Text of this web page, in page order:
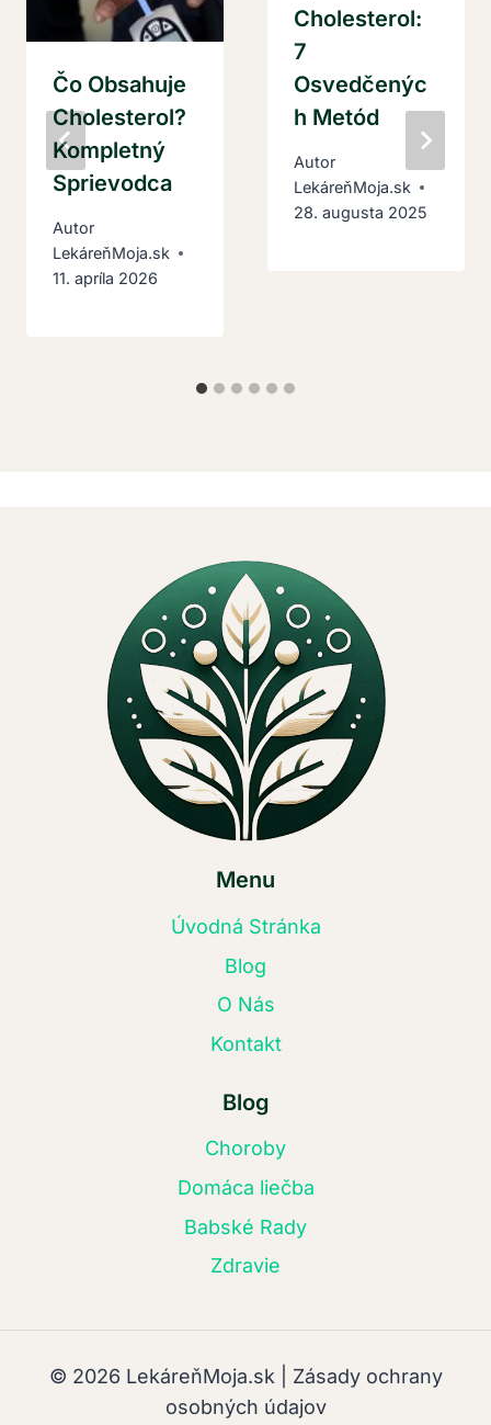
Čo Obsahuje
Cholesterol?
Kompletný
Sprievodca
Autor
LekáreňMoja.sk
11. apríla 2026
Cholesterol:
7
Osvedčenýc
H Metód
Autor
LekáreňMoja.sk
28. augusta 2025
Menu
Úvodná Stránka
Blog
O Nás
Kontakt
Blog
Choroby
Domáca liečba
Babské Rady
Zdravie
© 2026 LekáreňMoja.sk | Zásady ochrany
osobných údajov